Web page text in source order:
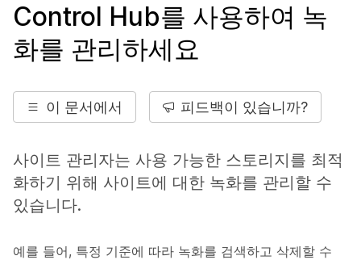
Control Hub를 사용하여 녹
화를 관리하세요
이 문서에서 피드백이 있습니까?
사이트 관리자는 사용 가능한 스토리지를 최적
화하기 위해 사이트에 대한 녹화를 관리할 수
있습니다.
예를 들어, 특정 기준에 따라 녹화를 검색하고 삭제할 수